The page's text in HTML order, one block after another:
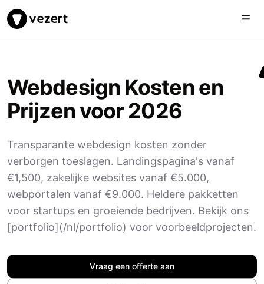
Vezert
Webdesign Kosten en
Prijzen voor 2026
Transparante webdesign kosten zonder
verborgen toeslagen. Landingspagina's vanaf
€1,500, zakelijke websites vanaf €5.000,
webportalen vanaf €9.000. Heldere pakketten
voor startups en groeiende bedrijven. Bekijk ons
[portfolio](/nl/portfolio) voor voorbeeldprojecten.
Vraag een offerte aan